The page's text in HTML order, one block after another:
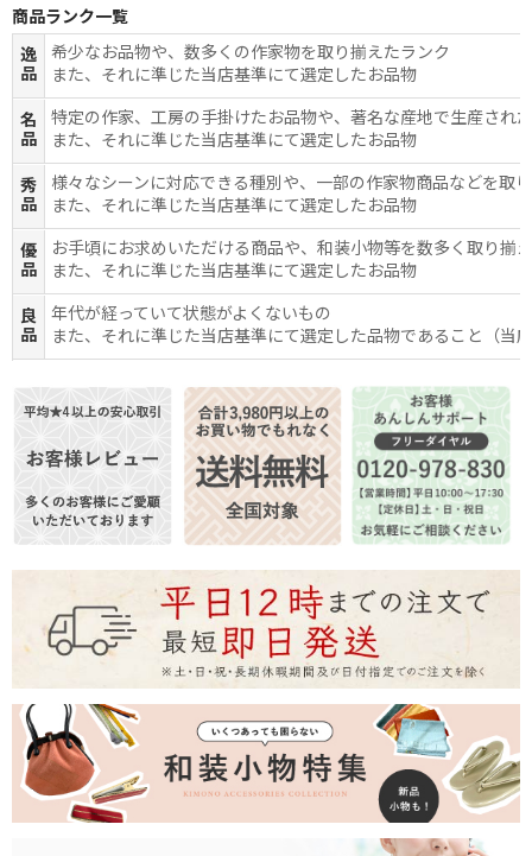
商品ランク一覧
逸
品
希少なお品物や、数多くの作家物を取り揃えたランク
また、それに準じた当店基準にて選定したお品物
名
品
特定の作家、工房の手掛けたお品物や、著名な産地で生産され
また、それに準じた当店基準にて選定したお品物
秀
品
様々なシーンに対応できる種別や、一部の作家物商品などを取
また、それに準じた当店基準にて選定したお品物
優
品
お手頃にお求めいただける商品や、和装小物等を数多く取り揃
また、それに準じた当店基準にて選定したお品物
良
品
年代が経っていて状態がよくないもの
また、それに準じた当店基準にて選定した品物であること（当